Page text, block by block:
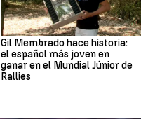
Gil Membrado hace historia:
el español más joven en
ganar en el Mundial Júnior de
Rallies